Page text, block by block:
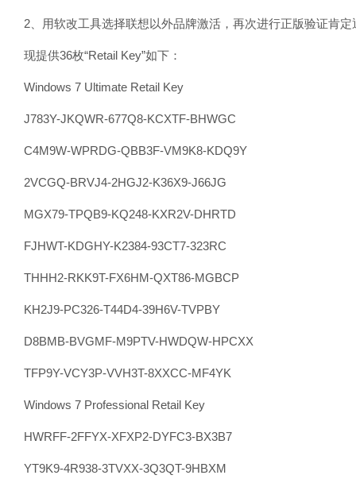
2、用软改工具选择联想以外品牌激活，再次进行正版验证肯定
现提供36枚“Retail Key”如下：
Windows 7 Ultimate Retail Key
J783Y-JKQWR-677Q8-KCXTF-BHWGC
C4M9W-WPRDG-QBB3F-VM9K8-KDQ9Y
2VCGQ-BRVJ4-2HGJ2-K36X9-J66JG
MGX79-TPQB9-KQ248-KXR2V-DHRTD
FJHWT-KDGHY-K2384-93CT7-323RC
THHH2-RKK9T-FX6HM-QXT86-MGBCP
KH2J9-PC326-T44D4-39H6V-TVPBY
D8BMB-BVGMF-M9PTV-HWDQW-HPCXX
TFP9Y-VCY3P-VVH3T-8XXCC-MF4YK
Windows 7 Professional Retail Key
HWRFF-2FFYX-XFXP2-DYFC3-BX3B7
YT9K9-4R938-3TVXX-3Q3QT-9HBXM